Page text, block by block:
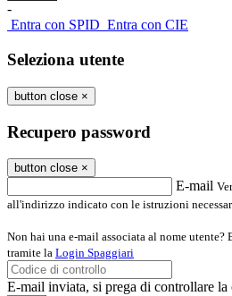
-
Entra con SPID Entra con CIE
Seleziona utente
button close ×
Recupero password
button close ×
E-mail
all'indirizzo indicato con le istruzioni
Non hai una e-mail associata al nome utente?
tramite la Login Spaggiari
E-mail inviata, si prega di controllare la